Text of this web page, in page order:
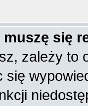
się
zależy to
się